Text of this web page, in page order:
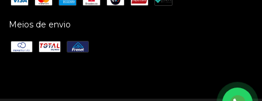
Meios de envio